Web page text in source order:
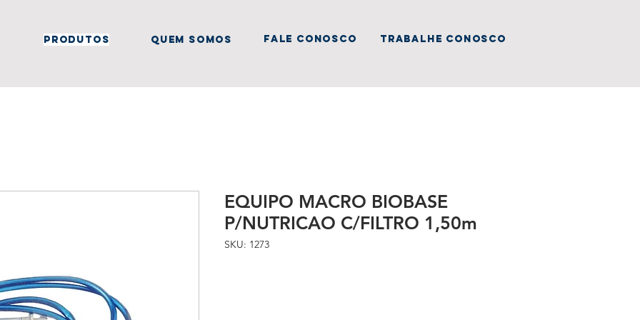
produtos quem somos fale conosco trabalhe conosco
EQUIPO MACRO BIOBASE
P/NUTRICAO C/FILTRO 1,50m
SKU: 1273